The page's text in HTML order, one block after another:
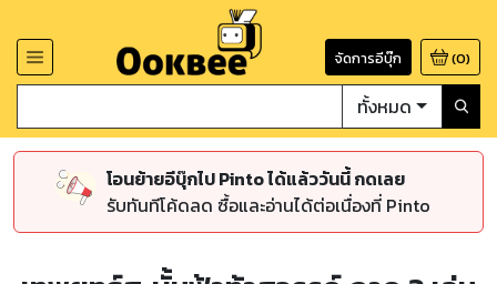
จัดการอีบุ๊ก (0)
ทั้งหมด
โอนย้ายอีบุ๊กไป Pinto ได้แล้ววันนี้ กดเลย
รับทันทีโค้ดลด ซื้อและอ่านได้ต่อเนื่องที่ Pinto